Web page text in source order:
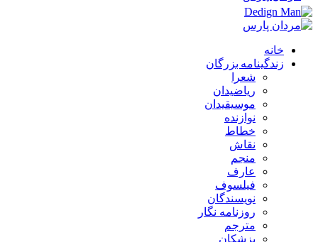
خانه
زندگینامه بزرگان
شعرا
ریاضیدان
موسیقیدان
نوازنده
خطاط
نقاش
منجم
عارف
فیلسوف
نویسندگان
روزنامه نگار
مترجم
پزشکان